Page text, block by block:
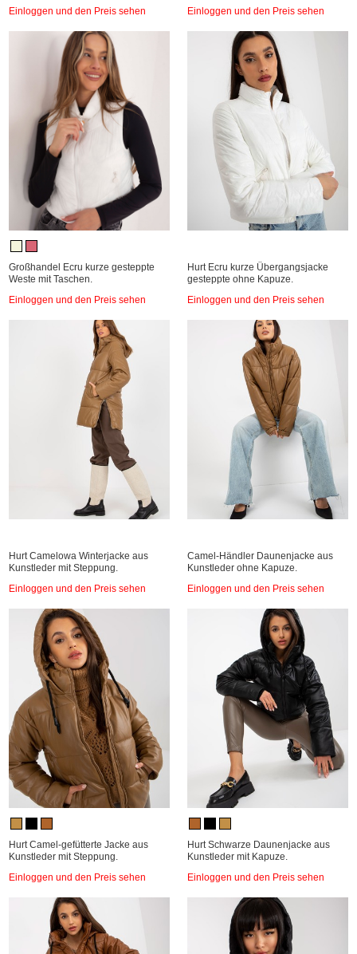
Einloggen und den Preis sehen Einloggen und den Preis sehen
Großhandel Ecru kurze gesteppte
Weste mit Taschen.
Einloggen und den Preis sehen
Hurt Ecru kurze Übergangsjacke
gesteppte ohne Kapuze.
Einloggen und den Preis sehen
Hurt Camelowa Winterjacke aus
Kunstleder mit Steppung.
Einloggen und den Preis sehen
Camel-Händler Daunenjacke aus
Kunstleder ohne Kapuze.
Einloggen und den Preis sehen
Hurt Camel-gefütterte Jacke aus
Kunstleder mit Steppung.
Einloggen und den Preis sehen
Hurt Schwarze Daunenjacke aus
Kunstleder mit Kapuze.
Einloggen und den Preis sehen